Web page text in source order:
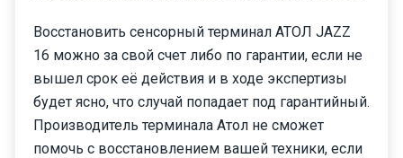
Восстановить сенсорный терминал АТОЛ JAZZ
16 можно за свой счет либо по гарантии, если не
вышел срок её действия и в ходе экспертизы
будет ясно, что случай попадает под гарантийный.
Производитель терминала Атол не сможет
помочь с восстановлением вашей техники, если